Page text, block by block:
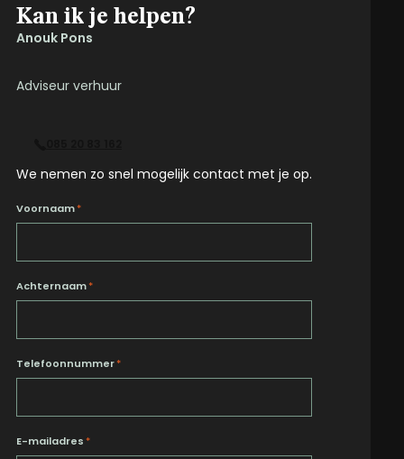
Kan ik je helpen?
Anouk Pons
Adviseur verhuur
We nemen zo snel mogelijk contact met je op.
Voornaam*
Achternaam*
Telefoonnummer*
E-mailadres *